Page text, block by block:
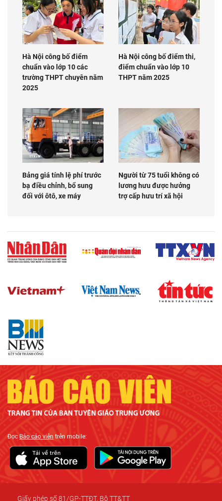
Hà Nội công bố điểm
chuẩn vào lớp 10 các
trường THPT chuyên năm
2025
Hà Nội công bố điểm thi,
điểm chuẩn vào lớp 10
THPT năm 2025
Bảng giá tính lệ phí trước
bạ điều chỉnh, bổ sung
đối với ôtô, xe máy
Người từ 75 tuổi không có
lương hưu được hưởng
trợ cấp hưu trí xã hội
ĐọcBáo cáo viên trên mobile:
Giấy phép số 81/GP-TTĐT, Bộ TT&TT